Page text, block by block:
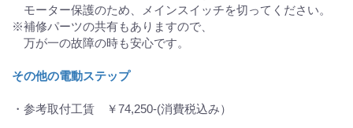
モーター保護のため、メインスイッチを切ってください。
※補修パーツの共有もありますので、
万が一の故障の時も安心です。
その他の電動ステップ
・参考取付工賃 ￥74,250-(消費税込み）